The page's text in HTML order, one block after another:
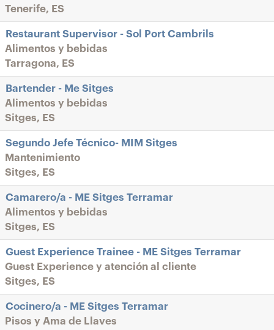
Tenerife, ES
Restaurant Supervisor - Sol Port Cambrils
Alimentos y bebidas
Tarragona, ES
Bartender - Me Sitges
Alimentos y bebidas
Sitges, ES
Segundo Jefe Técnico- MIM Sitges
Mantenimiento
Sitges, ES
Camarero/a - ME Sitges Terramar
Alimentos y bebidas
Sitges, ES
Guest Experience Trainee - ME Sitges Terramar
Guest Experience y atención al cliente
Sitges, ES
Cocinero/a - ME Sitges Terramar
Pisos y Ama de Llaves